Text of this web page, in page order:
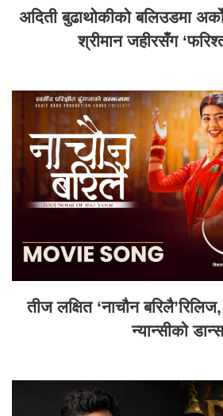
अदिती बुढाथोकीको बलिउडमा
श्रीमान जहीरसँग
तीज लक्षित ‘नाचौन बरिलै’रिलिज,
न्यान्सीको डान्स